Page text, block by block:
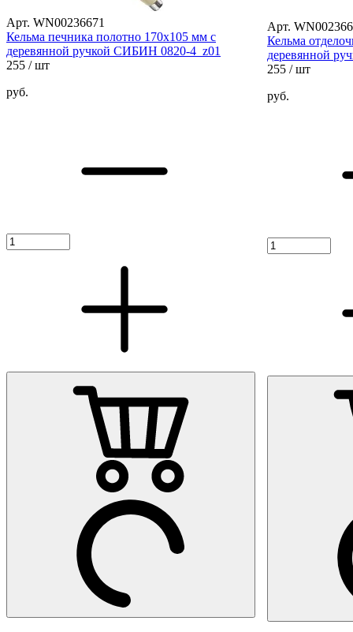
Арт. WN00236671
Кельма печника полотно 170х105 мм с
деревянной ручкой СИБИН 0820-4_z01
255 / шт
руб.
Арт.
Кельма
деревянной
255 / шт
руб.